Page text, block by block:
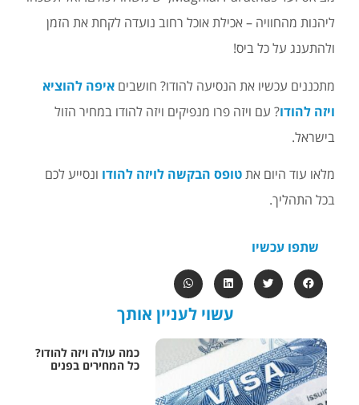
ליהנות מהחוויה – אכילת אוכל רחוב נועדה לקחת את הזמן
ולהתענג על כל ביס!
מתכננים עכשיו את הנסיעה להודו? חושבים איפה להוציא
ויזה להודו? עם ויזה פרו מנפיקים ויזה להודו במחיר הזול
בישראל.
מלאו עוד היום אתטופס הבקשה לויזה להודו ונסייע לכם
בכל התהליך.
שתפו עכשיו
עשוי לעניין אותך
כמה עולה ויזה להודו?
כל המחירים בפנים